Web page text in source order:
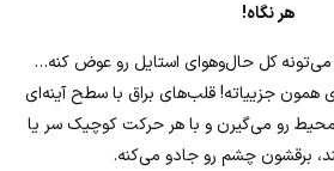
هر نگاه!
کل حال‌وهوای استایل رو عوض کنه…
همون جزییاته! قلب‌های براق با سطح آینه‌ای
رو می‌گیرن و با هر حرکت کوچیک سر یا
برقشون چشم رو جادو می‌کنه.